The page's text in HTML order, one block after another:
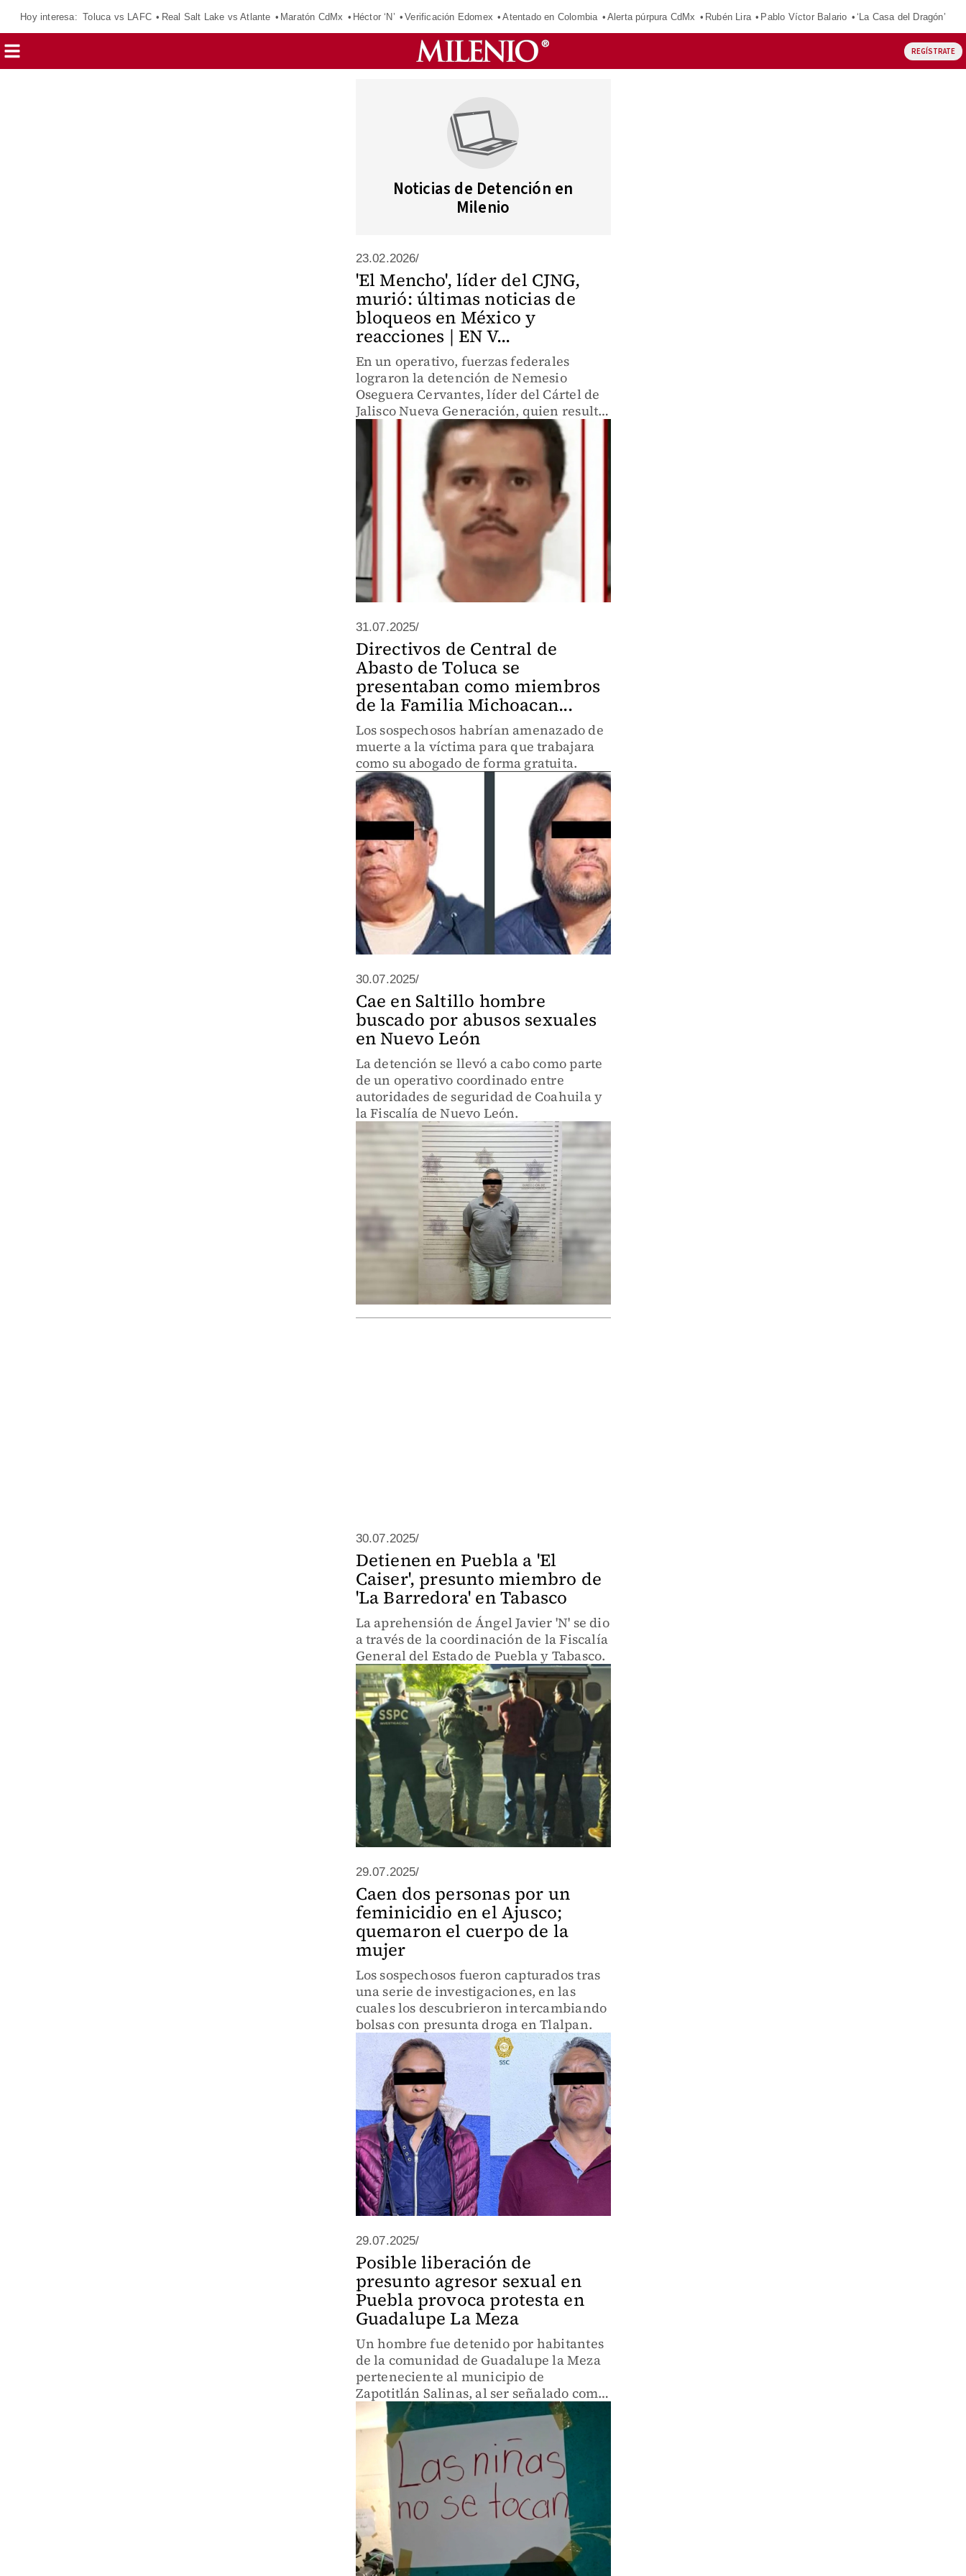
Hoy interesa: Toluca vs LAFC Real Salt Lake vs Atlante Maratón CdMx Héctor ‘N’ Verificación Edomex Atentado en Colombia Alerta púrpura CdMx Rubén Lira Pablo Víctor Balario ‘La Casa del Dragón’
REGÍSTRATE
Noticias de Detención en
Milenio
23.02.2026/
'El Mencho', líder del CJNG,
murió: últimas noticias de
bloqueos en México y
reacciones | EN V...
En un operativo, fuerzas federales
lograron la detención de Nemesio
Oseguera Cervantes, líder del Cártel de
Jalisco Nueva Generación, quien resultó
herido y murió durante su traslado a
CdMx. Sigue las noticias aquí.
31.07.2025/
Directivos de Central de
Abasto de Toluca se
presentaban como miembros
de la Familia Michoacan...
Los sospechosos habrían amenazado de
muerte a la víctima para que trabajara
como su abogado de forma gratuita.
30.07.2025/
Cae en Saltillo hombre
buscado por abusos sexuales
en Nuevo León
La detención se llevó a cabo como parte
de un operativo coordinado entre
autoridades de seguridad de Coahuila y
la Fiscalía de Nuevo León.
30.07.2025/
Detienen en Puebla a 'El
Caiser', presunto miembro de
'La Barredora' en Tabasco
La aprehensión de Ángel Javier 'N' se dio
a través de la coordinación de la Fiscalía
General del Estado de Puebla y Tabasco.
29.07.2025/
Caen dos personas por un
feminicidio en el Ajusco;
quemaron el cuerpo de la
mujer
Los sospechosos fueron capturados tras
una serie de investigaciones, en las
cuales los descubrieron intercambiando
bolsas con presunta droga en Tlalpan.
29.07.2025/
Posible liberación de
presunto agresor sexual en
Puebla provoca protesta en
Guadalupe La Meza
Un hombre fue detenido por habitantes
de la comunidad de Guadalupe la Meza
perteneciente al municipio de
Zapotitlán Salinas, al ser señalado como
presunto responsable de abuso sexual
contra una menor de edad durante un
velorio.